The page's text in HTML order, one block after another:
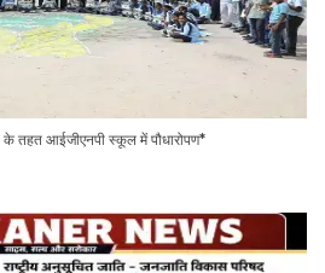
के तहत आईजीएनपी स्कूल में पौधारोपण*